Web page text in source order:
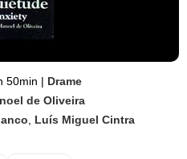
50min | Drame
de Oliveira
Luís Miguel Cintra